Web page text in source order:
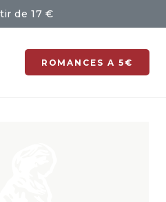
de 17 €
ROMANCES A 5€